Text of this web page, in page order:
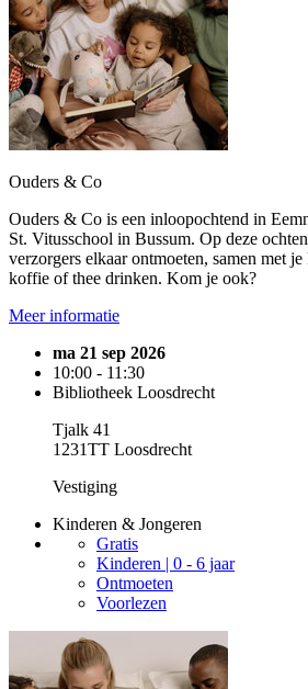
Ouders & Co
Ouders & Co is een inloopochtend in
St. Vitusschool in Bussum. Op deze
verzorgers elkaar ontmoeten, samen met
koffie of thee drinken. Kom je ook?
Meer informatie
ma 21 sep 2026
10:00 - 11:30
Bibliotheek Loosdrecht
Tjalk 41
1231TT Loosdrecht
Vestiging
Kinderen & Jongeren
Gratis
Kinderen | 0 - 6 jaar
Ontmoeten
Voorlezen